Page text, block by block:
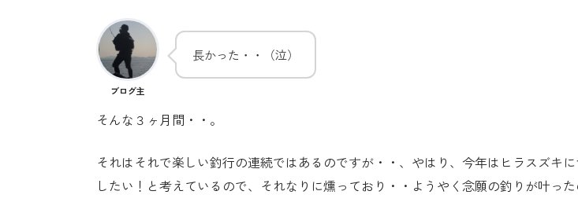
ブログ主
長かった・・（泣）
そんな３ヶ月間・・。
それはそれで楽しい釣行の連続ではあるのですが・・、やはり、今年はヒラスズキ
したい！と考えているので、それなりに燻っており・・ようやく念願の釣りが叶った